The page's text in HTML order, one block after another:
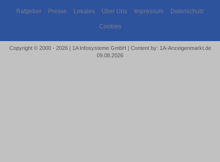
Ratgeber Presse Lokales Über Uns Impressum Datenschutz
Cookies
Copyright © 2000 - 2026 | 1A Infosysteme GmbH | Content by: 1A-Anzeigenmarkt.de
09.08.2026